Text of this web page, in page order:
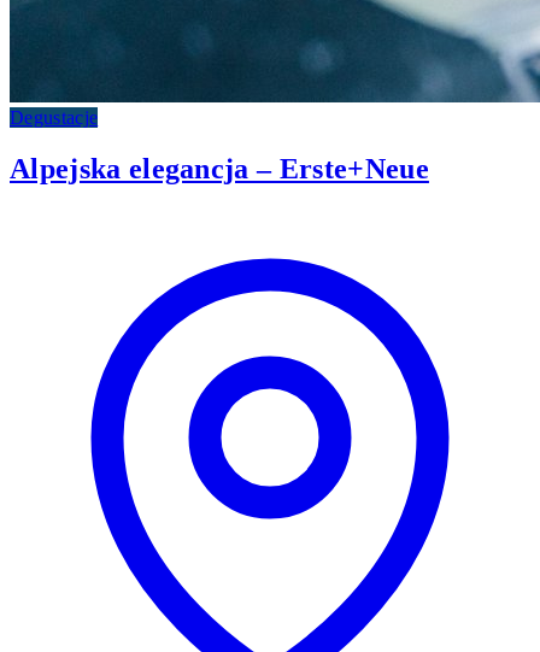
Degustacje
Alpejska elegancja – Erste+Neue